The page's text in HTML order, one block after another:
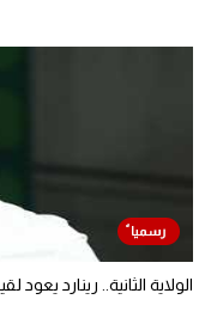
الولاية الثانية.. رينارد